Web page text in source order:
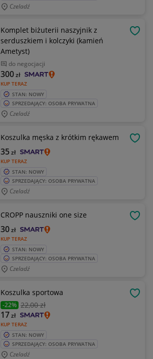
Czeladź
Komplet biżuterii naszyjnik z
serduszkiem i kolczyki (kamień
Ametyst)
do negocjacji
KUP TERAZ
300zł
STAN: NOWY
SPRZEDAJĄCY: OSOBA PRYWATNA
Czeladź
Koszulka męska z krótkim rękawem
KUP TERAZ
35zł
STAN: NOWY
SPRZEDAJĄCY: OSOBA PRYWATNA
Czeladź
CROPP nauszniki one size
KUP TERAZ
30zł
STAN: NOWY
SPRZEDAJĄCY: OSOBA PRYWATNA
Czeladź
Koszulka sportowa
-22% 22,00 zł
KUP TERAZ
17zł
STAN: NOWY
SPRZEDAJĄCY: OSOBA PRYWATNA
Czeladź